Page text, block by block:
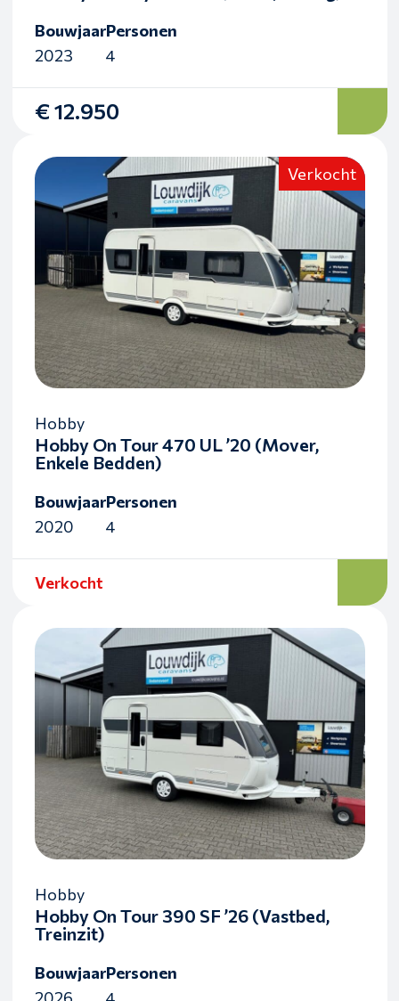
Bouwjaar
2023
Personen
4
€ 12.950
Verkocht
Hobby
Hobby On Tour 470 UL ’20 (Mover,
Enkele Bedden)
Bouwjaar
2020
Personen
4
Verkocht
Hobby
Hobby On Tour 390 SF ’26 (Vastbed,
Treinzit)
BouwjaarPersonen